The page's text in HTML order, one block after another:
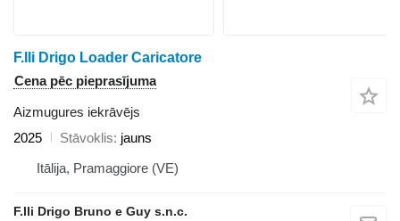
F.lli Drigo Loader Caricatore
Cena pēc pieprasījuma
Aizmugures iekrāvējs
2025
Stāvoklis jauns
Itālija, Pramaggiore (VE)
F.lli Drigo Bruno e Guy s.n.c.